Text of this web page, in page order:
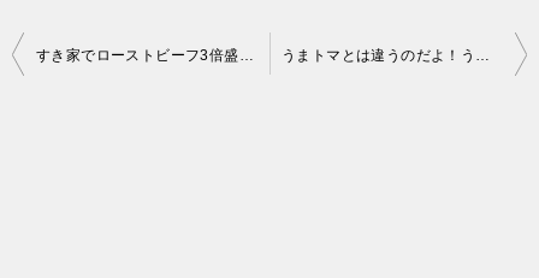
投
すき家でローストビーフ3倍盛り、ご飯が足らなくなる幸せ♪ うまトマとは違うのだよ！うまトマとは、西条てっぱんナポリタンハンバーグ(松屋)